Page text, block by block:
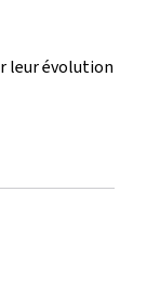
leur évolution